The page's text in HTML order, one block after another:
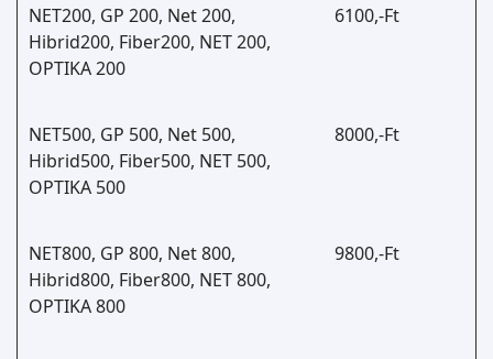
NET200, GP 200, Net 200,
Hibrid200, Fiber200, NET 200,
OPTIKA 200
6100,-Ft
NET500, GP 500, Net 500,
Hibrid500, Fiber500, NET 500,
OPTIKA 500
8000,-Ft
NET800, GP 800, Net 800,
Hibrid800, Fiber800, NET 800,
OPTIKA 800
9800,-Ft